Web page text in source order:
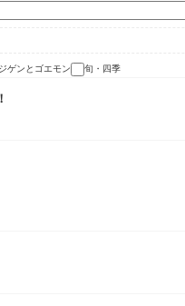
ゲンとゴエモン 旬・四季